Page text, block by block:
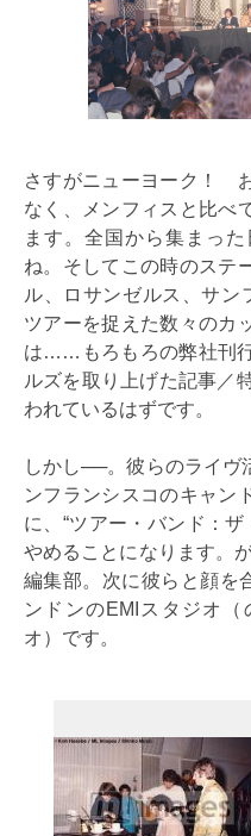
さすがニューヨーク！
なく、メンフィスと比べ
ます。全国から集まっ
ね。そしてこの時のステ
ル、ロサンゼルス、サン
ツアーを捉えた数々のカ
は……もろもろの弊社刊
ルズを取り上げた記事／
われているはずです。
しかし──。彼らのライヴ
ンフランシスコのキャン
に、“ツアー・バンド：
やめることになります。
編集部。次に彼らと顔を
ンドンのEMIスタジオ
オ）です。